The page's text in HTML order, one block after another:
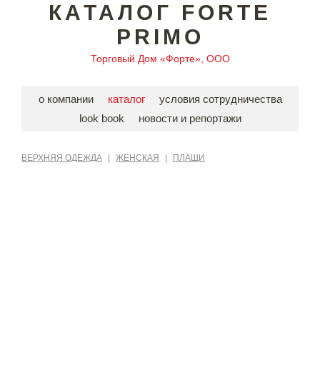
КАТАЛОГ FORTE
PRIMO
Торговый Дом «Форте», ООО
о компании каталог
условия сотрудничества
look book
новости и репортажи
ВЕРХНЯЯ ОДЕЖДА ЖЕНСКАЯ ПЛАЩИ